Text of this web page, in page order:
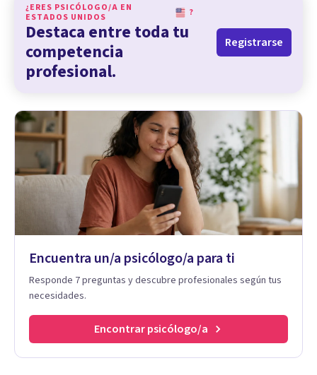
¿ERES PSICÓLOGO/A EN
ESTADOS UNIDOS
?
Destaca entre toda tu
competencia
profesional.
Registrarse
Encuentra un/a psicólogo/a para ti
Responde 7 preguntas y descubre profesionales según tus
necesidades.
Encontrar psicólogo/a